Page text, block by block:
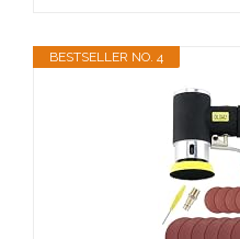
BESTSELLER NO. 4